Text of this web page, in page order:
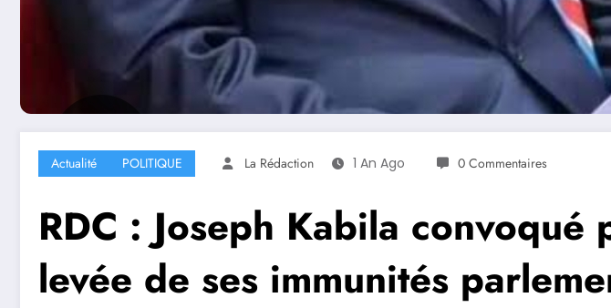
Actualité POLITIQUE La Rédaction 1 An Ago 0 Commentaires
RDC : Joseph Kabila
levée de ses immunités